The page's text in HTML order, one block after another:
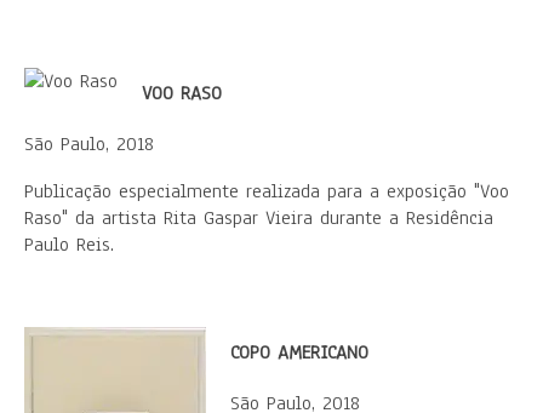
VOO RASO
São Paulo, 2018
Publicação especialmente realizada para a exposição "Voo
Raso" da artista Rita Gaspar Vieira durante a Residência
Paulo Reis.
COPO AMERICANO
São Paulo, 2018